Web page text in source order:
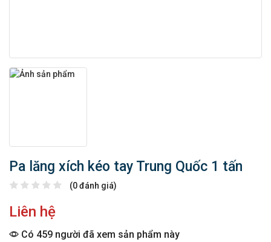
Pa lăng xích kéo tay Trung Quốc 1 tấn
(0 đánh giá)
Liên hệ
Có 459 người đã xem sản phẩm này